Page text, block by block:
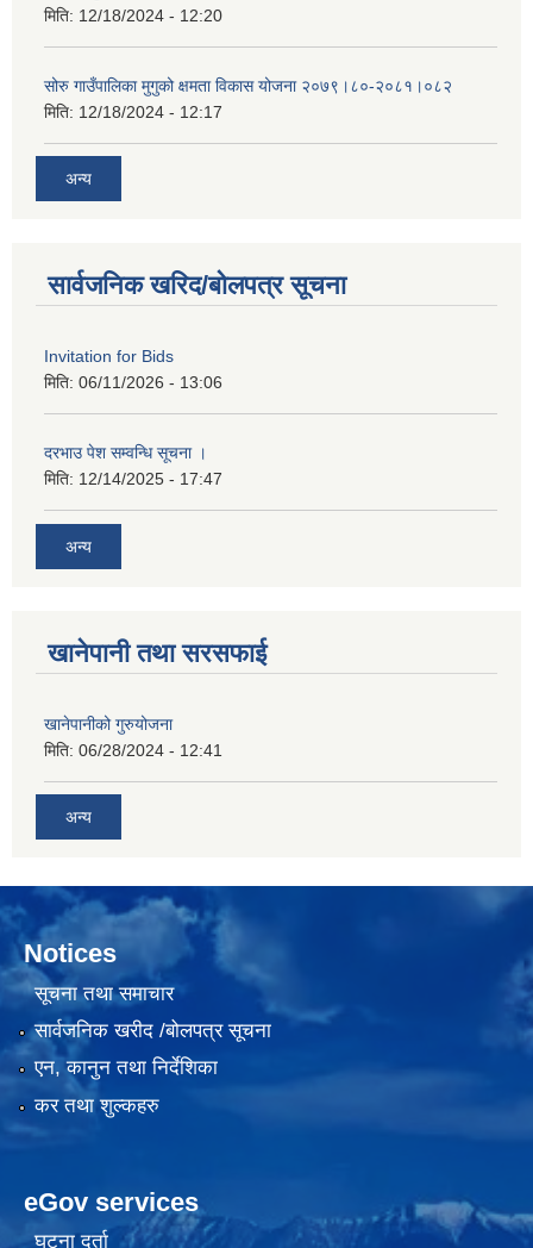
मिति: 12/18/2024 - 12:20
सोरु गाउँपालिका मुगुको क्षमता विकास योजना २०७९।८०-२०८१।०८२
मिति: 12/18/2024 - 12:17
अन्य
सार्वजनिक खरिद/बोलपत्र सूचना
Invitation for Bids
मिति: 06/11/2026 - 13:06
दरभाउ पेश सम्वन्धि सूचना ।
मिति: 12/14/2025 - 17:47
अन्य
खानेपानी तथा सरसफाई
खानेपानीको गुरुयोजना
मिति: 06/28/2024 - 12:41
अन्य
Notices
सूचना तथा समाचार
सार्वजनिक खरीद /बोलपत्र सूचना
एन, कानुन तथा निर्देशिका
कर तथा शुल्कहरु
eGov services
घटना दर्ता